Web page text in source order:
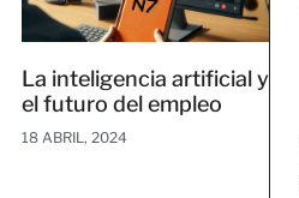
La inteligencia artificial y
el futuro del empleo
18 ABRIL, 2024